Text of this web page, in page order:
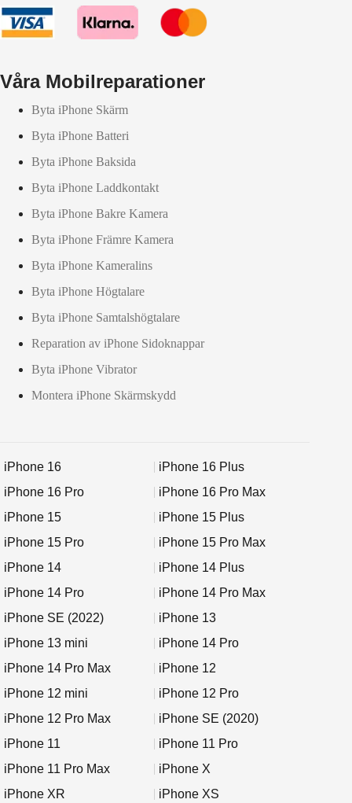
Våra Mobilreparationer
Byta iPhone Skärm
Byta iPhone Batteri
Byta iPhone Baksida
Byta iPhone Laddkontakt
Byta iPhone Bakre Kamera
Byta iPhone Främre Kamera
Byta iPhone Kameralins
Byta iPhone Högtalare
Byta iPhone Samtalshögtalare
Reparation av iPhone Sidoknappar
Byta iPhone Vibrator
Montera iPhone Skärmskydd
iPhone 16
iPhone 16 Plus
iPhone 16 Pro
iPhone 16 Pro Max
iPhone 15
iPhone 15 Plus
iPhone 15 Pro
iPhone 15 Pro Max
iPhone 14
iPhone 14 Plus
iPhone 14 Pro
iPhone 14 Pro Max
iPhone SE (2022)
iPhone 13
iPhone 13 mini
iPhone 14 Pro
iPhone 14 Pro Max
iPhone 12
iPhone 12 mini
iPhone 12 Pro
iPhone 12 Pro Max
iPhone SE (2020)
iPhone 11
iPhone 11 Pro
iPhone 11 Pro Max
iPhone X
iPhone XR
iPhone XS